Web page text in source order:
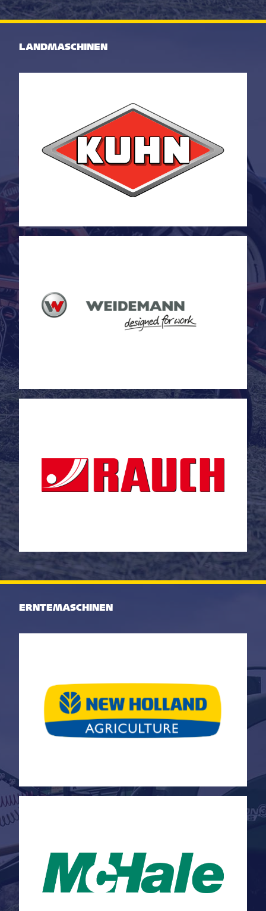
LANDMASCHINEN
ERNTEMASCHINEN